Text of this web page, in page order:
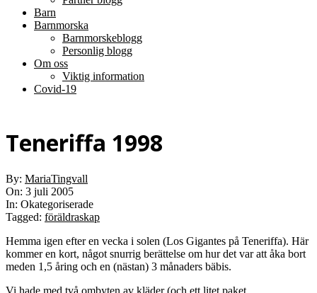
Barn
Barnmorska
Barnmorskeblogg
Personlig blogg
Om oss
Viktig information
Covid-19
Teneriffa 1998
By: MariaTingvall
On: 3 juli 2005
In: Okategoriserade
Tagged: föräldraskap
Hemma igen efter en vecka i solen (Los Gigantes på Teneriffa). Här
kommer en kort, något snurrig berättelse om hur det var att åka bort
meden 1,5 åring och en (nästan) 3 månaders bäbis.